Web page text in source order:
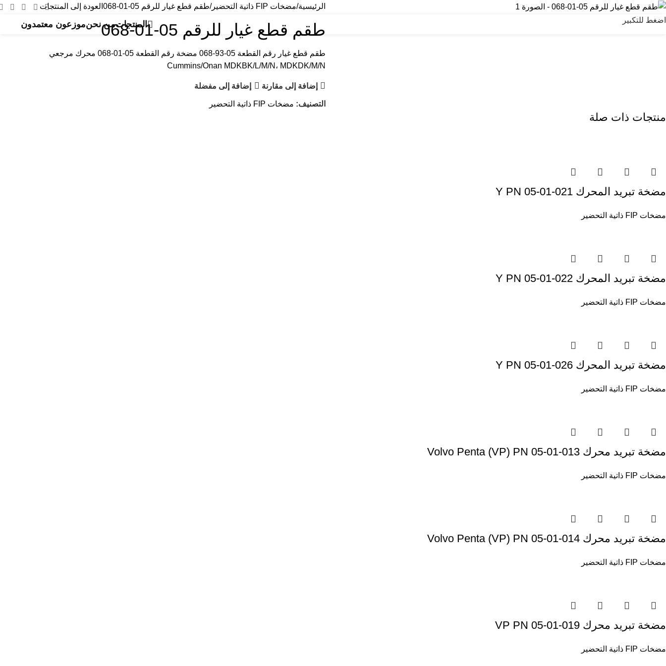
المنتجاتمن نحنموزعون معتمدون اضغط للتكبير
الرئيسية مضخات FIP ذاتية التحضير طقم قطع غيار للرقم 05-01-068 العودة إلى المنتجات
طقم قطع غيار للرقم 05-01-068
طقم قطع غيار رقم القطعة 05-93-068 مضخة رقم القطعة 05-01-068 محرك مرجعي
Cummins/Onan MDKBK/L/M/N، MDKDK/M/N
إضافة إلى مقارنة إضافة إلى مفضلة
التصنيف: مضخات FIP ذاتية التحضير
منتجات ذات صلة
مضخة تبريد المحرك Y PN 05-01-021
مضخات FIP ذاتية التحضير
مضخة تبريد المحرك Y PN 05-01-022
مضخات FIP ذاتية التحضير
مضخة تبريد المحرك Y PN 05-01-026
مضخات FIP ذاتية التحضير
مضخة تبريد محرك Volvo Penta (VP) PN 05-01-013
مضخات FIP ذاتية التحضير
مضخة تبريد محرك Volvo Penta (VP) PN 05-01-014
مضخات FIP ذاتية التحضير
مضخة تبريد محرك VP PN 05-01-019
مضخات FIP ذاتية التحضير